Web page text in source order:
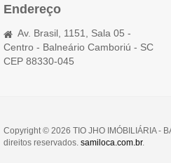
Endereço
Av. Brasil, 1151, Sala 05 -
Centro - Balneário Camboriú - SC
CEP 88330-045
Copyright © 2026 TIO JHO IMÓBILIÁRIA -
direitos reservados. samiloca.com.br.